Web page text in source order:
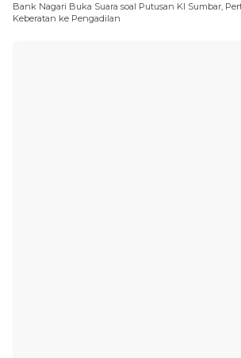
Bank Nagari Buka Suara soal Putusan KI Sumbar,
Keberatan ke Pengadilan